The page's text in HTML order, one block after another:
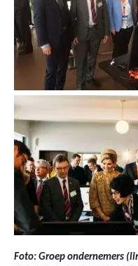
Foto: Groep ondernemers